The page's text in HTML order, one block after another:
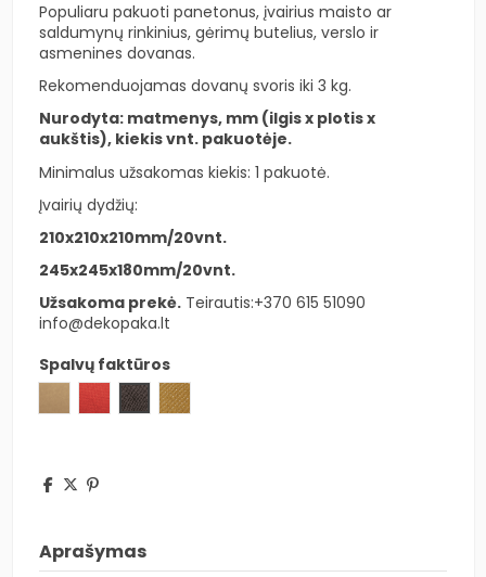
Populiaru pakuoti panetonus, įvairius maisto ar
saldumynų rinkinius, gėrimų butelius, verslo ir
asmenines dovanas.
Rekomenduojamas dovanų svoris iki 3 kg.
Nurodyta: matmenys, mm (ilgis x plotis x
aukštis), kiekis vnt. pakuotėje.
Minimalus užsakomas kiekis: 1 pakuotė.
Įvairių dydžių:
210x210x210mm/20vnt.
245x245x180mm/20vnt.
Užsakoma prekė. Teirautis:+370 615 51090
info@dekopaka.lt
Spalvų faktūros
Avana rudaLino raudona
Skin kavosSkin auksinė
Aprašymas